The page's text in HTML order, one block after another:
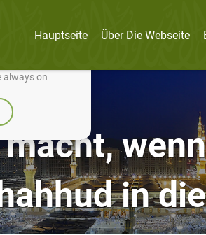
improve it.
always on
Hauptseite Über Die Webseite
in